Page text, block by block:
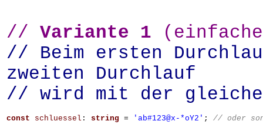
// Variante 1
(einfache
// Beim ersten
zweiten Durchlauf
// wird mit der
const schluessel : string = 'ab#123@x-*oY2' ;